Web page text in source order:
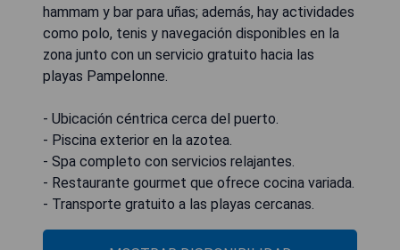
hammam y bar para uñas; además, hay actividades
como polo, tenis y navegación disponibles en la
zona junto con un servicio gratuito hacia las
playas Pampelonne.
- Ubicación céntrica cerca del puerto.
- Piscina exterior en la azotea.
- Spa completo con servicios relajantes.
- Restaurante gourmet que ofrece cocina variada.
- Transporte gratuito a las playas cercanas.